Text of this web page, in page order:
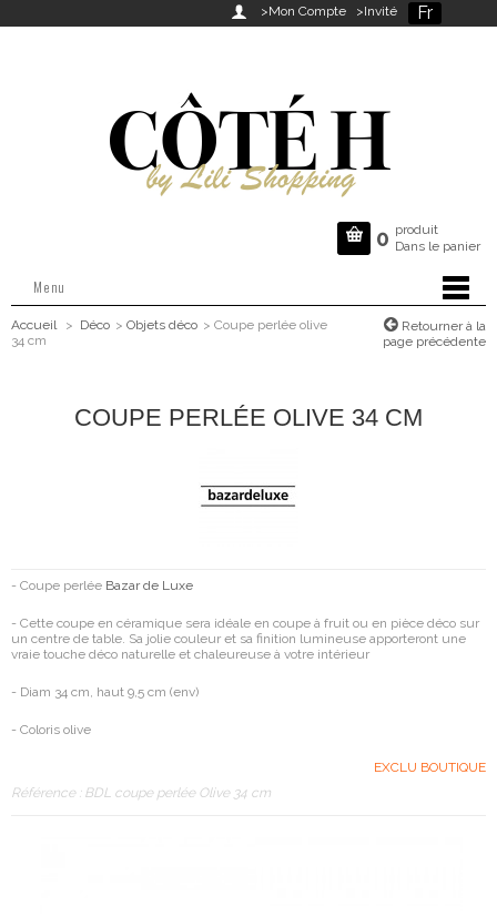
Fr
 >Mon Compte >Invité
 0 produit
Dans le panier
Menu
Accueil > Déco > Objets déco > Coupe perlée olive
34 cm
Retourner à la
page précédente
COUPE PERLÉE OLIVE 34 CM
- Coupe perlée Bazar de Luxe
- Cette coupe en céramique sera idéale en coupe à fruit ou en pièce déco sur
un centre de table. Sa jolie couleur et sa finition lumineuse apporteront une
vraie touche déco naturelle et chaleureuse à votre intérieur
- Diam 34 cm, haut 9,5 cm (env)
- Coloris olive
EXCLU BOUTIQUE
Référence : BDL coupe perlée Olive 34 cm